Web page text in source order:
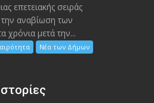
επετειακής σειράς
αναβίωση των
χρόνια μετά την...
Νέα των Δήμων